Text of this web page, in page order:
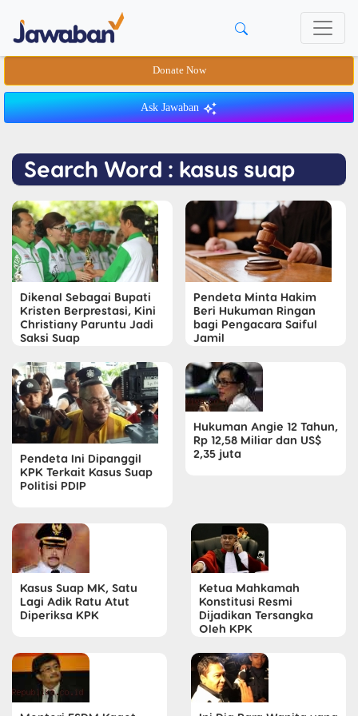
Donate Now
Ask Jawaban
Search Word : kasus suap
Dikenal Sebagai Bupati
Kristen Berprestasi, Kini
Christiany Paruntu Jadi
Saksi Suap
Pendeta Minta Hakim
Beri Hukuman Ringan
bagi Pengacara Saiful
Jamil
Pendeta Ini Dipanggil
KPK Terkait Kasus Suap
Politisi PDIP
Hukuman Angie 12 Tahun,
Rp 12,58 Miliar dan US$
2,35 juta
Kasus Suap MK, Satu
Lagi Adik Ratu Atut
Diperiksa KPK
Ketua Mahkamah
Konstitusi Resmi
Dijadikan Tersangka
Oleh KPK